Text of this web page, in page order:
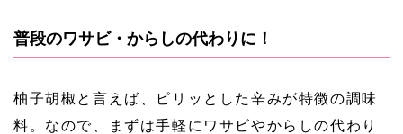
普段のワサビ・からしの代わりに！
柚子胡椒と言えば、ピリッとした辛みが特徴の調味
料。なので、まずは手軽にワサビやからしの代わり